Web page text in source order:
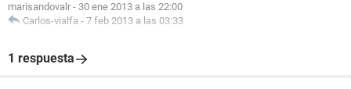
marisandovalr - 30 ene 2013 a las 22:00
Carlos-vialfa - 7 feb 2013 a las 03:33
1 respuesta